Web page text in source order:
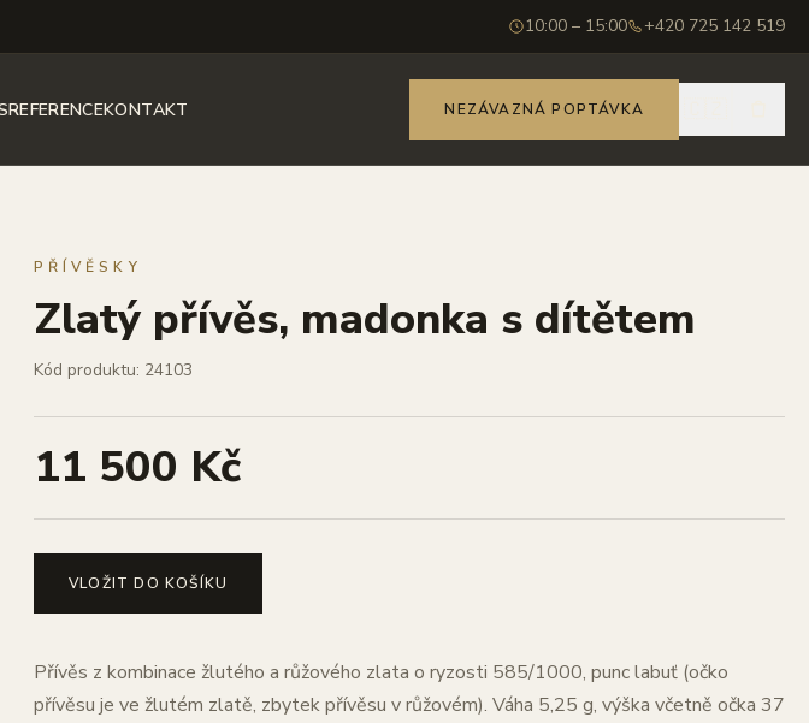
10:00 – 15:00 +420 725 142 519
REFERENCEKONTAKT NEZÁVAZNÁ POPTÁVKA
PŘÍVĚSKY
Zlatý přívěs, madonka s dítětem
Kód produktu: 24103
11 500 Kč
VLOŽIT DO KOŠÍKU
Přívěs z kombinace žlutého a růžového zlata o ryzosti 585/1000, punc labuť (očko
přívěsu je ve žlutém zlatě, zbytek přívěsu v růžovém). Váha 5,25 g, výška včetně očka 37